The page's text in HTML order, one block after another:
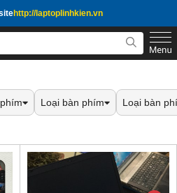
http://laptoplinhkien.vn
Loại bàn phím Loại bàn